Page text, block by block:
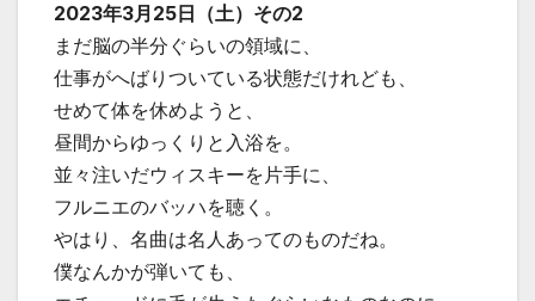
2023年3月25日（土）その2
まだ脳の半分ぐらいの領域に、
仕事がへばりついている状態だけれども、
せめて体を休めようと、
昼間からゆっくりと入浴を。
並々注いだウィスキーを片手に、
フルニエのバッハを聴く。
やはり、名曲は名人あってのものだね。
僕なんかが弾いても、